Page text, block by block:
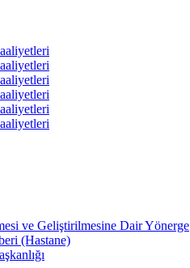
ve Geliştirilmesine Dair Yönerge
(Hastane)